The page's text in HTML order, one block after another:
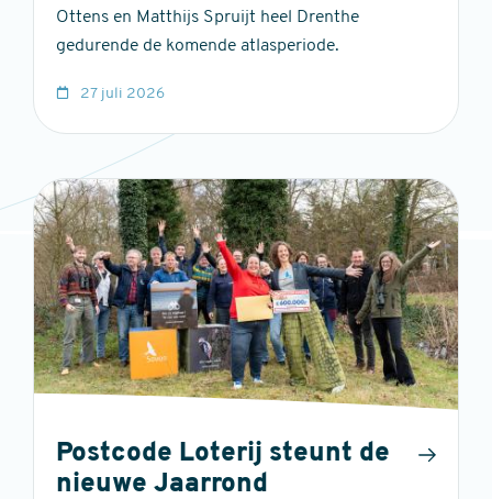
Ottens en Matthijs Spruijt heel Drenthe
gedurende de komende atlasperiode.
27 juli 2026
Postcode Loterij steunt de
nieuwe Jaarrond